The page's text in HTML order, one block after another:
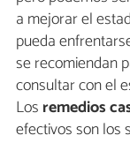
a mejorar el
pueda
se recomiendan
consultar con el
Los remedios
efectivos son los